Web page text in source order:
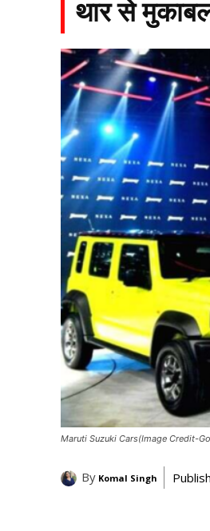
थार से
Maruti Suzuki Cars(Image Credit-
By Komal Singh